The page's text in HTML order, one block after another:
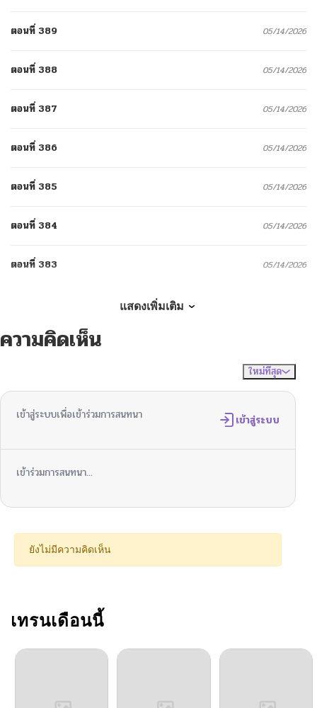
ตอนที่ 389 05/14/2026
ตอนที่ 388 05/14/2026
ตอนที่ 387 05/14/2026
ตอนที่ 386 05/14/2026
ตอนที่ 385 05/14/2026
ตอนที่ 384 05/14/2026
ตอนที่ 383 05/14/2026
ตอนที่ 381
05/14/2026
ตอนที่ 379 05/14/2026
05/14/2026
ตอนที่ 376 05/14/2026
ตอนที่ 374
ตอนที่ 373
แสดงเพิ่มเติม
ความคิดเห็น
ใหม่ที่สุด
เข้าสู่ระบบเพื่อเข้าร่วมการสนทนา เข้าสู่ระบบ
เข้าร่วมการสนทนา...
ยังไม่มีความคิดเห็น
เทรนเดือนนี้